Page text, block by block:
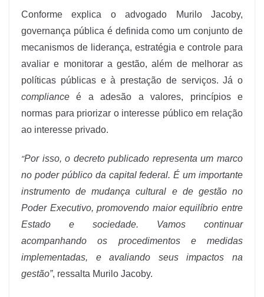
Conforme explica o advogado Murilo Jacoby,
governança pública é definida como um conjunto de
mecanismos de liderança, estratégia e controle para
avaliar e monitorar a gestão, além de melhorar as
políticas públicas e à prestação de serviços. Já o
compliance é a adesão a valores, princípios e
normas para priorizar o interesse público em relação
ao interesse privado.
“Por isso, o decreto publicado representa um marco
no poder público da capital federal. É um importante
instrumento de mudança cultural e de gestão no
Poder Executivo, promovendo maior equilíbrio entre
Estado e sociedade. Vamos continuar
acompanhando os procedimentos e medidas
implementadas, e avaliando seus impactos na
gestão”, ressalta Murilo Jacoby.